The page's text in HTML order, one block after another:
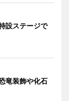
設ステージで
竜装飾や化石